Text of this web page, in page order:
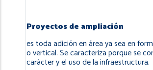
Proyectos de ampliación
es toda adición en área ya sea en
o vertical. Se caracteriza porque se
carácter y el uso de la infraestructura.